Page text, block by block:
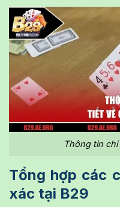
Thông tin
Tổng hợp các
xác tại B29